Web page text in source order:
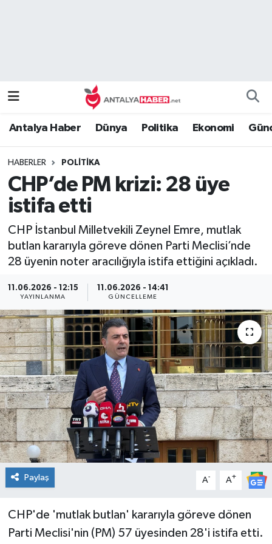
Antalya Haber Dünya Politika Ekonomi
HABERLER POLITIKA
CHP’de PM krizi: 28 üye
istifa etti
CHP İstanbul Milletvekili Zeynel Emre, mutlak
butlan kararıyla göreve dönen Parti Meclisi’nde
28 üyenin noter aracılığıyla istifa ettiğini açıkladı.
11.06.2026 - 12:15
YAYINLANMA
11.06.2026 - 14:41
GÜNCELLEME
Paylaş A- A+
CHP'de 'mutlak butlan' kararıyla göreve dönen
Parti Meclisi'nin (PM) 57 üyesinden 28'i istifa etti.
Genel
Güncel
Güvenlik
Kültür Sanat
Magazin
Medya
Politika
Sağlık
Spor
Turizm
Yaşam
Namaz Vakitleri
Tüm Manşetler
Son Dakika Haberleri
Haber Arşivi